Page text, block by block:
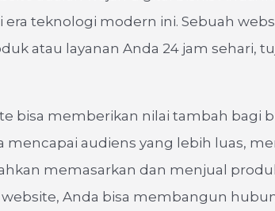
teknologi modern ini. Sebuah
atau layanan Anda 24 jam sehari,
bisa memberikan nilai tambah bagi
mencapai audiens yang lebih luas,
memasarkan dan menjual
website, Anda bisa membangun